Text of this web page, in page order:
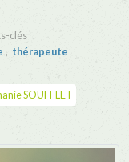
clés
, thérapeute
SOUFFLET